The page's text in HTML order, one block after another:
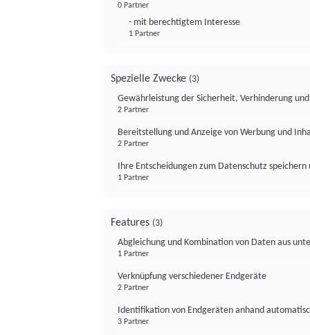
0 Partner
- mit berechtigtem Interesse
1 Partner
Spezielle Zwecke (3)
Gewährleistung der Sicherheit, Verhinderung
2 Partner
Bereitstellung und Anzeige von Werbung und
2 Partner
Ihre Entscheidungen zum Datenschutz
1 Partner
Features (3)
Abgleichung und Kombination von Daten aus
1 Partner
Verknüpfung verschiedener Endgeräte
2 Partner
Identifikation von Endgeräten anhand
3 Partner